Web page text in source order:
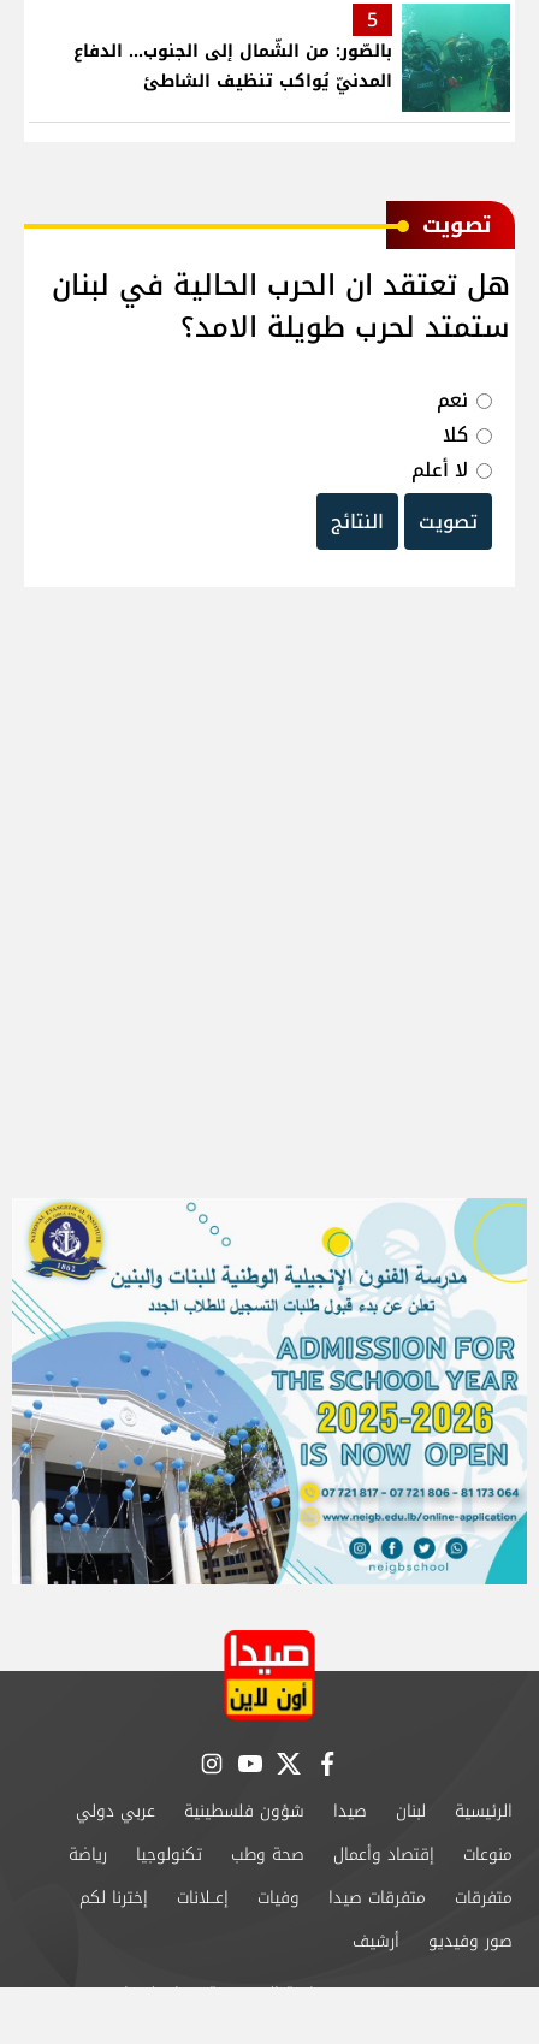
5
بالصّور: من الشّمال إلى الجنوب... الدفاع
المدنيّ يُواكب تنظيف الشاطئ
ﺗﺼﻮﻳﺖ
هل تعتقد ان الحرب الحالية في لبنان
ستمتد لحرب طويلة الامد؟
نعم
كلا
لا أعلم
تصويت
النتائج
facebook
twitter
youtube
instagram
الرئيسية لبنان صيدا شؤون فلسطينية
عربي دولي
منوعات
إقتصاد وأعمال صحة وطب تكنولوجيا
رياضة
متفرقات
متفرقات صيدا وفيات إعــلانات
إخترنا لكم
صور وفيديو
أرشيف
من نحن
سياسة الخصوصية اتصل بنا